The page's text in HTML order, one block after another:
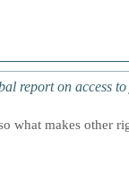
report on access
what makes other